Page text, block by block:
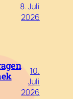
8. Juli
2026
10.
Juli
2026